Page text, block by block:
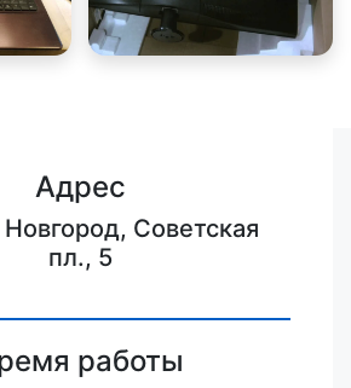
Адрес
Советская
пл., 5
работы